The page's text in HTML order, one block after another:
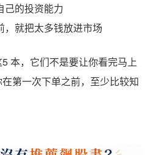
己的投资能力
，就把太多钱放进市场
本，它们不是要让你看完马上
第一次下单之前，至少比较知